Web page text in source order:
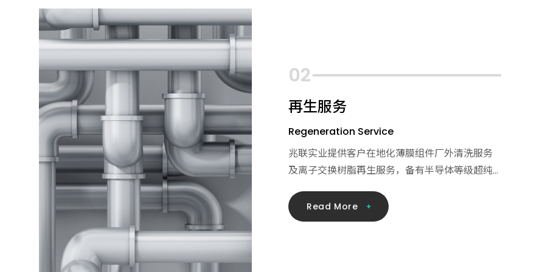
再生服务
Regeneration Service
兆联实业提供客户在地化薄膜组件厂外清洗服务
及离子交换树脂再生服务，备有半导体等级超纯
术人员丰富的操作经验，ISO 质量认证品管流程，
合法的排放许可及废弃物处理有效提升产品生命
Read More